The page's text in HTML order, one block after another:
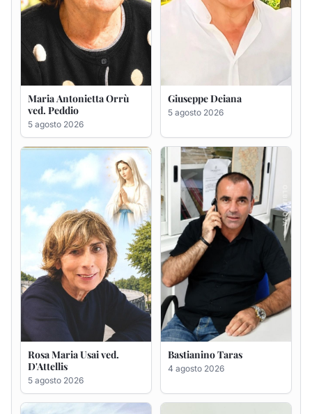
Rosa Maria Usai ved.
D'Attellis
5 agosto 2026
Bastianino Taras
4 agosto 2026
Giovanni Bandinu
Salvatore Degortes noto